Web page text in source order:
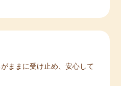
ままに受け止め、安心して